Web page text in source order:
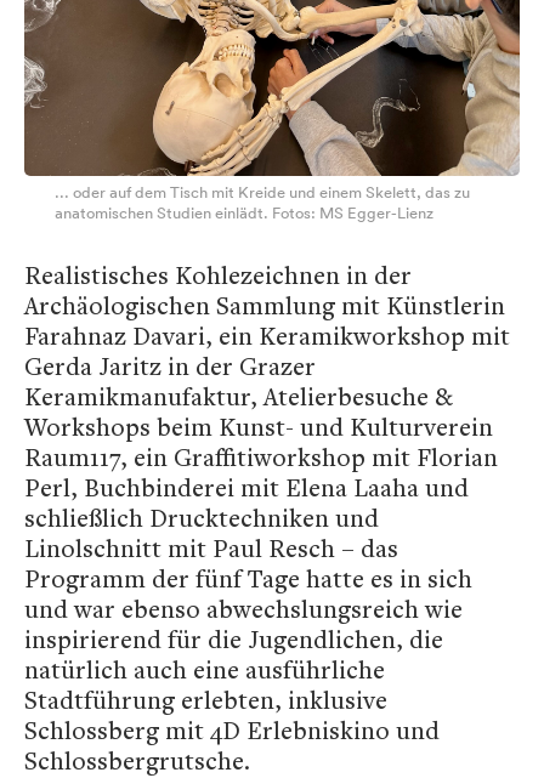
... oder auf dem Tisch mit Kreide und einem Skelett, das zu
anatomischen Studien einlädt. Fotos: MS Egger-Lienz
Realistisches Kohlezeichnen in der
Archäologischen Sammlung mit Künstlerin
Farahnaz Davari, ein Keramikworkshop mit
Gerda Jaritz in der Grazer
Keramikmanufaktur, Atelierbesuche &
Workshops beim Kunst- und Kulturverein
Raum117, ein Graffitiworkshop mit Florian
Perl, Buchbinderei mit Elena Laaha und
schließlich Drucktechniken und
Linolschnitt mit Paul Resch – das
Programm der fünf Tage hatte es in sich
und war ebenso abwechslungsreich wie
inspirierend für die Jugendlichen, die
natürlich auch eine ausführliche
Stadtführung erlebten, inklusive
Schlossberg mit 4D Erlebniskino und
Schlossbergrutsche.